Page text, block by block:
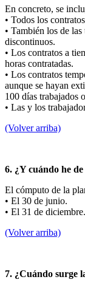
En concreto, se
• Todos los
• También los de
discontinuos.
• Los contratos a
horas contratadas.
• Los contratos
aunque se hayan
100 días trabajados
• Las y los
(Volver arriba)
6. ¿Y cuándo he
El cómputo de la
• El 30 de junio.
• El 31 de diciembre.
(Volver arriba)
7. ¿Cuándo surge